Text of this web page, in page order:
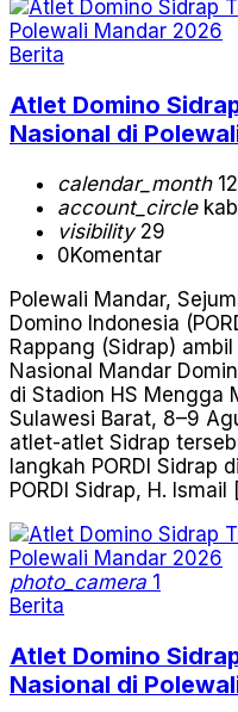
Berita
Atlet Domino
Nasional di
calendar_month
account_circle
visibility29
0Komentar
Polewali Mandar,
Domino Indonesia
Rappang (Sidrap)
Nasional Mandar
di Stadion HS Mengga
Sulawesi Barat, 8–9
atlet-atlet Sidrap
langkah PORDI Sidrap
PORDI Sidrap, H. Ismail
photo_camera 1
Berita
Atlet Domino
Nasional di